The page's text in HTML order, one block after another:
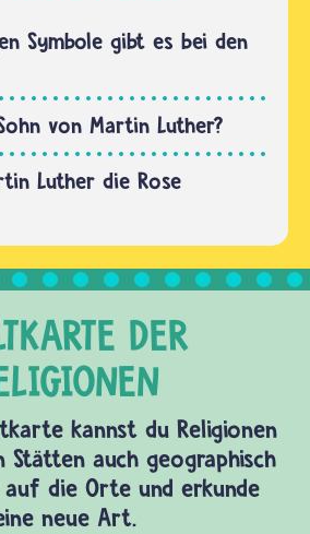
Symbole gibt es bei den
von Martin Luther?
Luther die Rose
kannst du Religionen
Stätten auch geographisch
auf die Orte und erkunde
neue Art.